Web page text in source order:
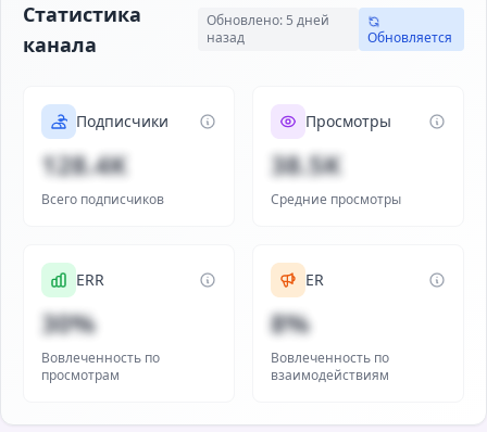
Статистика
канала
Обновлено: 5 дней
назад
Обновляется
Подписчики
128.4K
Всего подписчиков
Просмотры
38.5K
Средние просмотры
ERR
30%
Вовлеченность по
просмотрам
ER
8%
Вовлеченность по
взаимодействиям